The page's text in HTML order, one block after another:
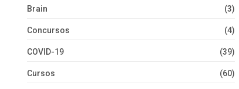
Brain (3)
Concursos (4)
COVID-19 (39)
Cursos (60)